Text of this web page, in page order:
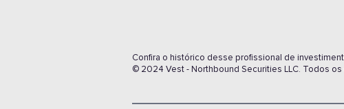
Confira o histórico desse profissional de
© 2024 Vest - Northbound Securities LLC. Todos